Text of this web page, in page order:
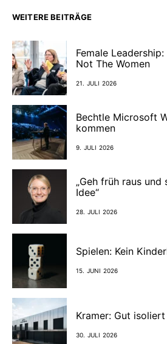
WEITERE BEITRÄGE
Female
Not The Women
21. JULI 2026
Bechtle Microsoft
kommen
9. JULI 2026
„Geh früh raus
Idee“
28. JULI 2026
Spielen: Kein
15. JUNI 2026
Kramer: Gut isoliert
30. JULI 2026